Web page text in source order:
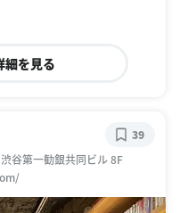
細を見る
谷第一勧銀共同ビル 8F
39